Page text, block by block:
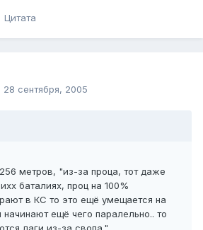
Цитата
28 сентября, 2005
метров, "из-за проца, тот даже
баталиях, проц на 100%
в КС то это ещё умещается на
ещё чего паралельно.. то